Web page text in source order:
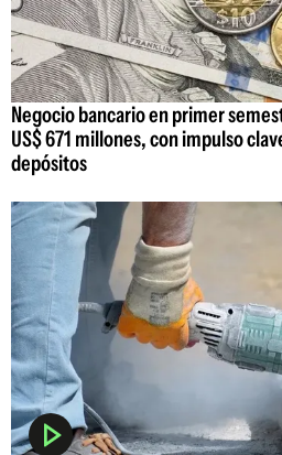
Negocio bancario en primer
US$ 671 millones, con impulso
depósitos